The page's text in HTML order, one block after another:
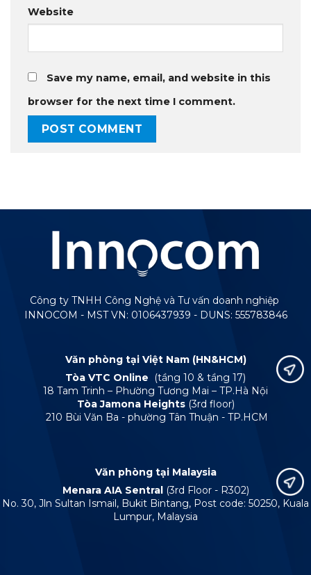
Website
Save my name, email, and website in this
browser for the next time I comment.
Công ty TNHH Công Nghệ và Tư vấn doanh nghiệp
INNOCOM - MST VN: 0106437939 - DUNS: 555783846
Văn phòng tại Việt Nam (HN&HCM)
Tòa VTC Online
(tầng 10 & tầng 17)
18 Tam Trinh – Phường Tương Mai – TP.Hà Nội
Tòa Jamona Heights (3rd floor)
210 Bùi Văn Ba - phường Tân Thuận - TP.HCM
Văn phòng tại Malaysia
Menara AIA Sentral (3rd Floor - R302)
No. 30, Jln Sultan Ismail, Bukit Bintang, Post code: 50250, Kuala
Lumpur, Malaysia